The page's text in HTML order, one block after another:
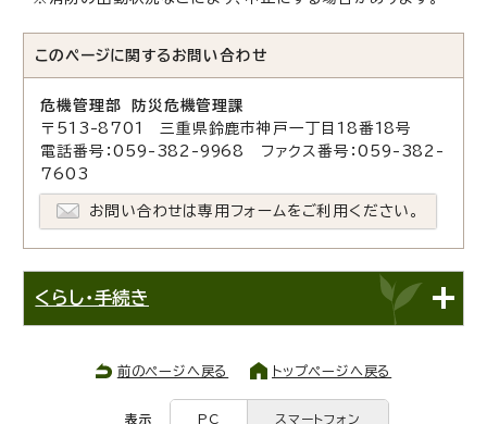
このページに関する お問い合わせ
危機管理部 防災危機管理課
〒513-8701 三重県鈴鹿市神戸一丁目18番18号
電話番号：059-382-9968 ファクス番号：059-382-
7603
お問い合わせは専用フォームをご利用ください。
くらし・手続き
前のページへ戻る トップページへ戻る
表示 PC スマートフォン